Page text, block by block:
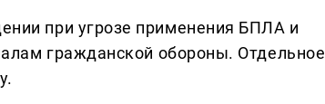
при угрозе применения БПЛА и
гражданской обороны. Отдельное